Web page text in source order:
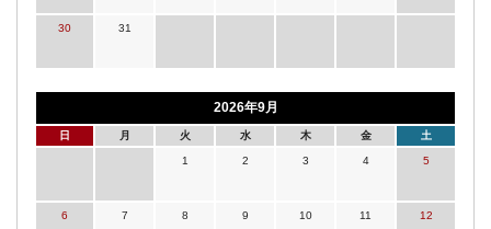
30 31
2026年9月
日 月 火 水 木 金 土
1 2 3 4 5
6 7 8 9 10 11 12